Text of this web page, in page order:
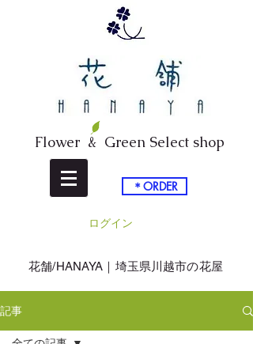
Flower & Green Select shop
＊ORDER
ログイン
​花舗/HANAYA｜埼玉県川越市の花屋
記事